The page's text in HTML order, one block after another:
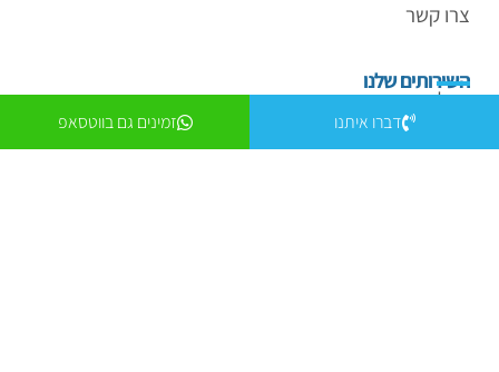
צרו קשר
השירותים שלנו
קבלן מפתח בית פרטי
בניית ממד לבית פרטי
דברו איתנו זמינים גם בווטסאפ